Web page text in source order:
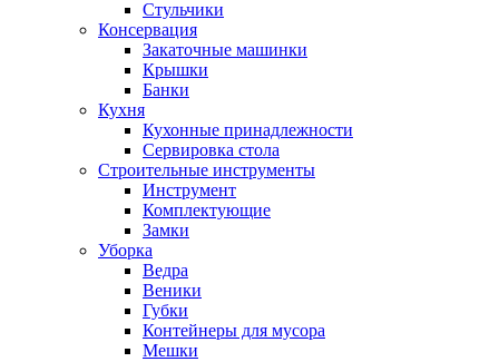
Стульчики
Консервация
Закаточные машинки
Крышки
Банки
Кухня
Кухонные принадлежности
Сервировка стола
Строительные инструменты
Инструмент
Комплектующие
Замки
Уборка
Ведра
Веники
Губки
Контейнеры для мусора
Мешки